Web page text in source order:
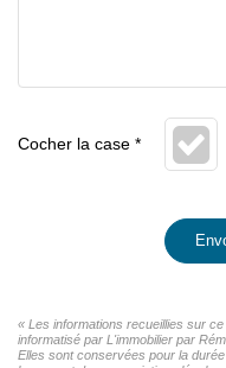
« Les informations recueillies sur
informatisé par L'immobilier par
Elles sont conservées pour la